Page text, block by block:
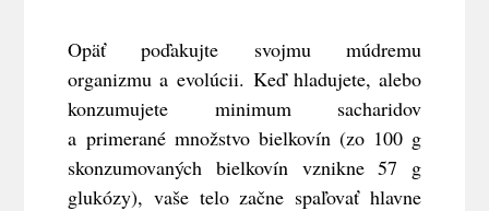
Opäť poďakujte svojmu múdremu
organizmu a evolúcii. Keď hladujete, alebo
konzumujete minimum sacharidov
a primerané množstvo bielkovín (zo 100 g
skonzumovaných bielkovín vznikne 57 g
glukózy), vaše telo začne spaľovať hlavne